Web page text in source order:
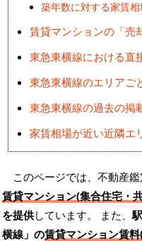
築年数に対する家賃相
賃貸マンションの「売
東急東横線における直
東急東横線のエリアご
東急東横線の過去の掲
家賃相場が近い近隣エ
このページでは、不動産
賃貸マンション(集合住宅・
を提供しています。 また、
横線」の賃貸マンション賃